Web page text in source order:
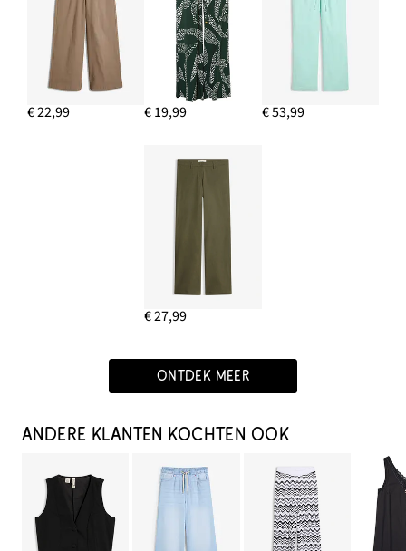
€ 22,99 € 19,99 € 53,99
€ 27,99
ONTDEK MEER
ANDERE KLANTEN KOCHTEN OOK